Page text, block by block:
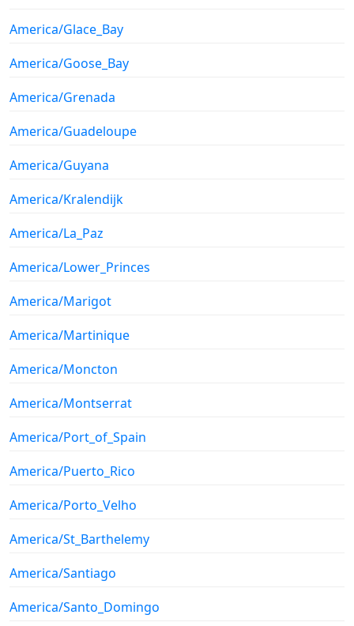
America/Glace_Bay
America/Goose_Bay
America/Grenada
America/Guadeloupe
America/Guyana
America/Kralendijk
America/La_Paz
America/Lower_Princes
America/Marigot
America/Martinique
America/Moncton
America/Montserrat
America/Port_of_Spain
America/Puerto_Rico
America/Porto_Velho
America/St_Barthelemy
America/Santiago
America/Santo_Domingo